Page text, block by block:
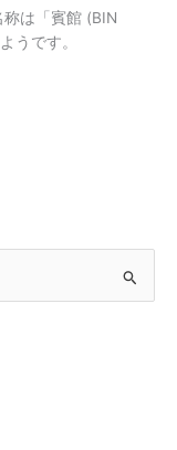
は「賓館 (BIN
うです。